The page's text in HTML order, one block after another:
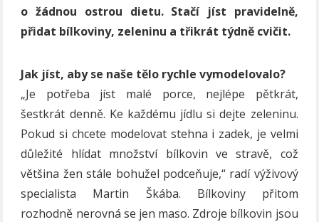
o žádnou ostrou dietu. Stačí jíst pravidelně,
přidat bílkoviny, zeleninu a třikrát týdně cvičit.
Jak jíst, aby se naše tělo rychle vymodelovalo?
„Je potřeba jíst malé porce, nejlépe pětkrát,
šestkrát denně. Ke každému jídlu si dejte zeleninu.
Pokud si chcete modelovat stehna i zadek, je velmi
důležité hlídat množství bílkovin ve stravě, což
většina žen stále bohužel podceňuje,“ radí výživový
specialista Martin Škába. Bílkoviny přitom
rozhodně nerovná se jen maso. Zdroje bílkovin jsou